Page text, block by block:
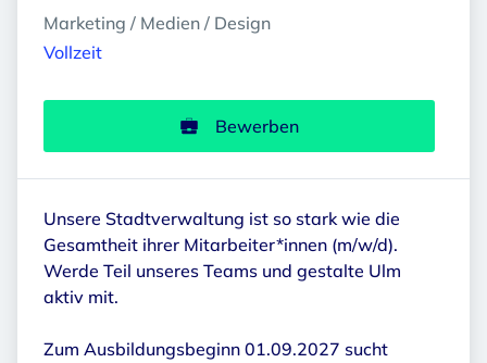
Marketing / Medien / Design
Vollzeit
Bewerben
Unsere Stadtverwaltung ist so stark wie die
Gesamtheit ihrer Mitarbeiter*innen (m/w/d).
Werde Teil unseres Teams und gestalte Ulm
aktiv mit.
Zum Ausbildungsbeginn 01.09.2027 sucht